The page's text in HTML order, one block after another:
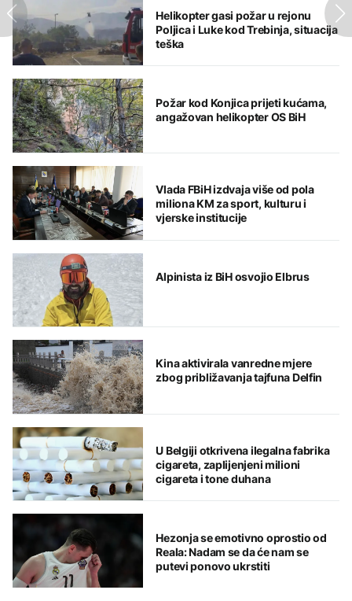
Helikopter gasi požar u rejonu
Poljica i Luke kod Trebinja, situacija
teška
Požar kod Konjica prijeti kućama,
angažovan helikopter OS BiH
Vlada FBiH izdvaja više od pola
miliona KM za sport, kulturu i
vjerske institucije
Alpinista iz BiH osvojio Elbrus
Kina aktivirala vanredne mjere
zbog približavanja tajfuna Delfin
U Belgiji otkrivena ilegalna fabrika
cigareta, zaplijenjeni milioni
cigareta i tone duhana
Hezonja se emotivno oprostio od
Reala: Nadam se da će nam se
putevi ponovo ukrstiti